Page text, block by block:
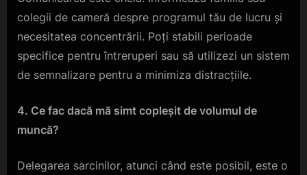
colegii de cameră despre programul tău de lucru și
necesitatea concentrării. Poți stabili perioade
specifice pentru întreruperi sau să utilizezi un sistem
de semnalizare pentru a minimiza distracțiile.
4. Ce fac dacă mă simt copleșit de volumul de
muncă?
Delegarea sarcinilor, atunci când este posibil, este o